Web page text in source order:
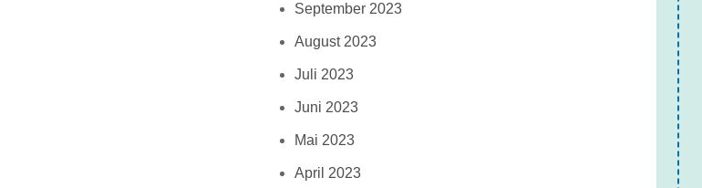
September 2023
August 2023
Juli 2023
Juni 2023
Mai 2023
April 2023